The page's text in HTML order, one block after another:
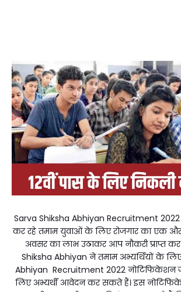
Sarva Shiksha Abhiyan Recruitment 2022
कर रहे तमाम युवाओं के लिए रोजगार का एक
अवसर का लाभ उठाकर आप नौकरी प्राप्त
Shiksha Abhiyan ने तमाम अभ्यर्थियों के
Abhiyan Recruitment 2022 नोटिफिकेशन
लिए अभ्यर्थी आवेदन कर सकते हैं। इस